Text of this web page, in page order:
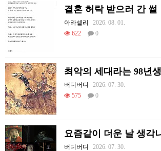
결혼 허락 받으러 간 썰
아라셀리
2026. 08. 01.
622
0
최악의 세대라는 98년생
버디버디
2026. 07. 30.
575
0
버디버디
2026. 07. 30.